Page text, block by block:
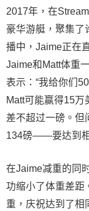
2017年，在
豪华游艇，聚集了
播中，Jaime正在
Jaime和Matt体重
表示：“我给你们
Matt可能赢得15万
差不超过一磅。但
134磅——要达到相
在Jaime减重的同
功缩小了体重差距
重，庆祝达到了相